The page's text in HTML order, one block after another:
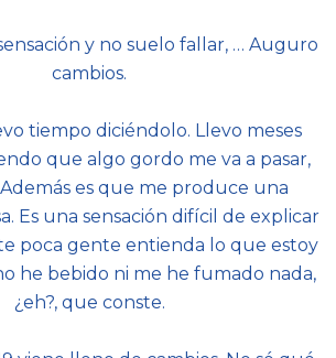
y no suelo fallar, … Auguro
cambios.
tiempo diciéndolo. Llevo meses
que algo gordo me va a pasar,
es que me produce una
Es una sensación difícil de explicar
poca gente entienda lo que estoy
he bebido ni me he fumado nada,
¿eh?, que conste.